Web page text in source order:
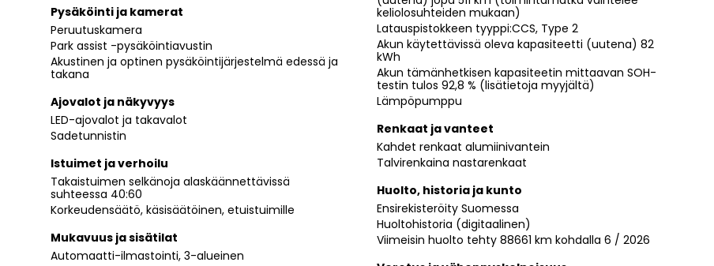
Pysäköinti ja kamerat
Peruutuskamera
Park assist -pysäköintiavustin
Akustinen ja optinen pysäköintijärjestelmä edessä ja
takana
Ajovalot ja näkyvyys
LED-ajovalot ja takavalot
Sadetunnistin
Istuimet ja verhoilu
Takaistuimen selkänoja alaskäännettävissä
suhteessa 40:60
Korkeudensäätö, käsisäätöinen, etuistuimille
Mukavuus ja sisätilat
Automaatti-ilmastointi, 3-alueinen
keliolosuhteiden mukaan)
Latauspistokkeen tyyppi:CCS, Type 2
Akun käytettävissä oleva kapasiteetti (uutena) 82
kWh
Akun tämänhetkisen kapasiteetin mittaavan SOH-
testin tulos 92,8 % (lisätietoja myyjältä)
Lämpöpumppu
Renkaat ja vanteet
Kahdet renkaat alumiinivantein
Talvirenkaina nastarenkaat
Huolto, historia ja kunto
Ensirekisteröity Suomessa
Huoltohistoria (digitaalinen)
Viimeisin huolto tehty 88661 km kohdalla 6 / 2026